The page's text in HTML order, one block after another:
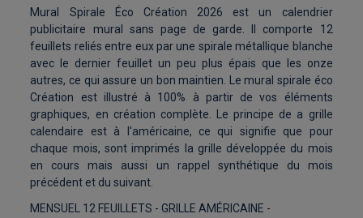
Mural Spirale Éco Création 2026 est un calendrier
publicitaire mural sans page de garde. Il comporte 12
feuillets reliés entre eux par une spirale métallique blanche
avec le dernier feuillet un peu plus épais que les onze
autres, ce qui assure un bon maintien. Le mural spirale éco
Création est illustré à 100% à partir de vos éléments
graphiques, en création complète. Le principe de a grille
calendaire est à l'américaine, ce qui signifie que pour
chaque mois, sont imprimés la grille développée du mois
en cours mais aussi un rappel synthétique du mois
précédent et du suivant.
MENSUEL 12 FEUILLETS - GRILLE AMÉRICAINE -